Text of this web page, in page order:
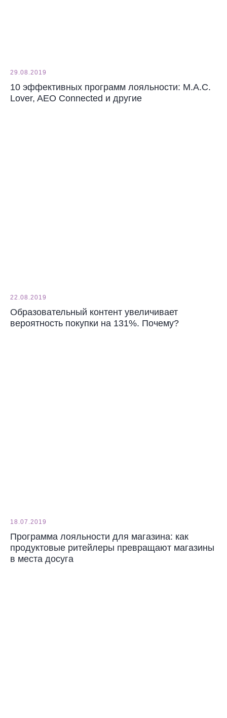
29.08.2019
10 эффективных программ лояльности: M.A.C.
Lover, AEO Connected и другие
22.08.2019
Образовательный контент увеличивает
вероятность покупки на 131%. Почему?
18.07.2019
Программа лояльности для магазина: как
продуктовые ритейлеры превращают магазины
в места досуга